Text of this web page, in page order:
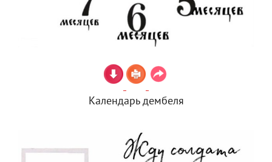
Календарь дембеля